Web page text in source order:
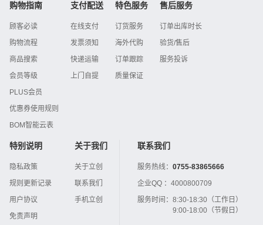
购物指南
顾客必读
购物流程
商品搜索
会员等级
PLUS会员
优惠券使用规则
BOM智能云表
支付配送
在线支付
发票须知
快递运输
上门自提
特色服务
订货服务
海外代购
订单跟踪
质量保证
售后服务
订单出库时长
验货/售后
服务投诉
特别说明
隐私政策
规则更新记录
用户协议
免责声明
关于我们
关于立创
联系我们
手机立创
联系我们
服务热线： 0755-83865666
企业QQ ： 4000800709
服务时间： 8:30-18:30（工作日）
9:00-18:00（节假日）